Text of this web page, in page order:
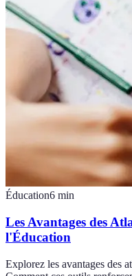
Éducation6 min
Les Avantages des
l'Éducation
Explorez les avantages des